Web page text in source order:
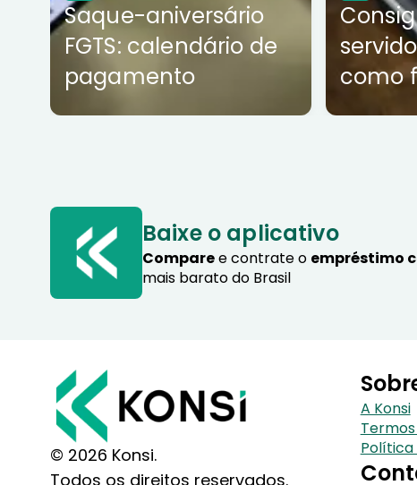
Saque-aniversário
FGTS: calendário de
pagamento
como
Baixe o aplicativo
Comparee contrate o empréstimo
mais barato do Brasil
© 2026 Konsi.
Todos os direitos reservados.
A Konsi
Política